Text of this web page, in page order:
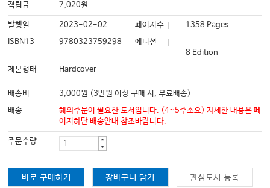
적립금 7,020원
발행일 2023-02-02 페이지수
1358 Pages
ISBN13
9780323759298
에디션
8 Edition
제본형태
Hardcover
배송비
3,000원 (3만원 이상 구매 시, 무료배송)
배송
해외주문이 필요한 도서입니다. (4~5주소요) 자세한 내용은 페
이지하단 배송안내 참조바랍니다.
주문수량
바로 구매하기 장바구니 담기 관심도서 등록